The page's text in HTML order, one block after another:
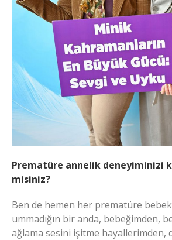
Prematüre annelik deneyiminizi
misiniz?
Ben de hemen her prematüre
ummadığın bir anda, bebeğimden,
ağlama sesini işitme hayallerimden,